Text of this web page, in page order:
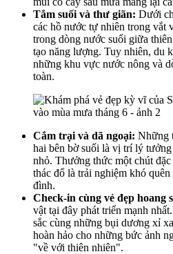
Tắm suối và thư giãn: Dưới
các hồ nước tự nhiên trong vắt
trong dòng nước suối giữa
tạo năng lượng. Tuy nhiên, du
những khu vực nước nông và
toàn.
Cắm trại và dã ngoại: Những
hai bên bờ suối là vị trí lý
nhỏ. Thưởng thức một chút
thác đổ là trải nghiệm khó
đình.
Check-in cùng vẻ đẹp hoang
vật tại đây phát triển mạnh
sắc cùng những bụi dương xỉ
hoàn hảo cho những bức ảnh
"về với thiên nhiên".